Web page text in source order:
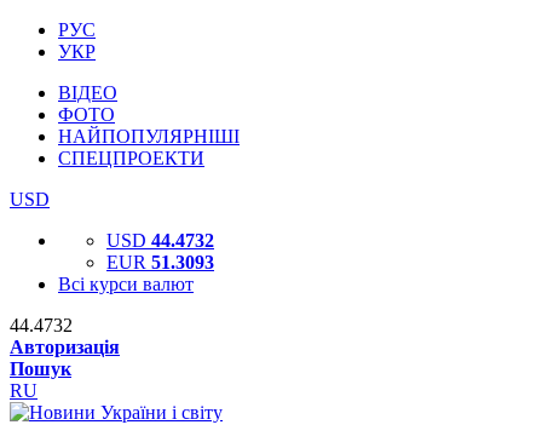
РУС
УКР
ВІДЕО
ФОТО
НАЙПОПУЛЯРНІШІ
СПЕЦПРОЕКТИ
USD
USD 44.4732
EUR 51.3093
Всі курси валют
44.4732
Авторизація
Пошук
RU